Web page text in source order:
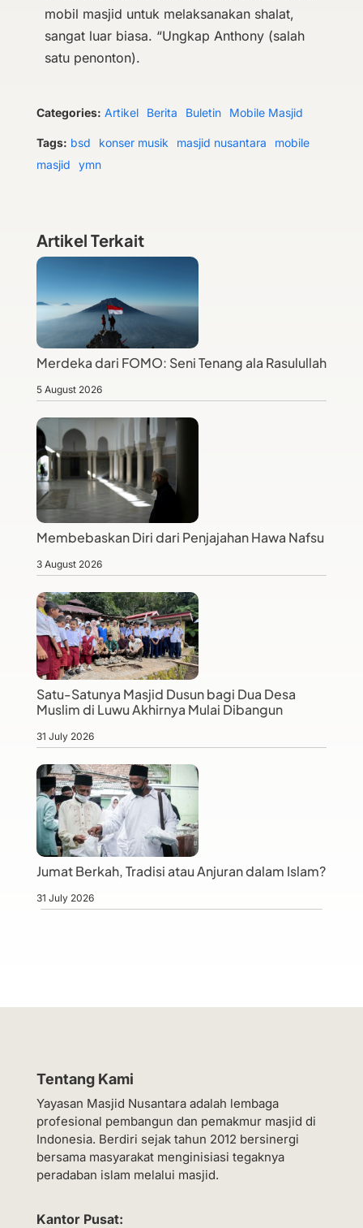
mobil masjid untuk melaksanakan shalat,
sangat luar biasa. “Ungkap Anthony (salah
satu penonton).
Categories: Artikel Berita Buletin Mobile Masjid
Tags: bsd konser musik masjid nusantara
mobile
masjid
ymn
Artikel Terkait
Merdeka dari FOMO: Seni Tenang ala Rasulullah
5 August 2026
Membebaskan Diri dari Penjajahan Hawa Nafsu
3 August 2026
Satu-Satunya Masjid Dusun bagi Dua Desa
Muslim di Luwu Akhirnya Mulai Dibangun
31 July 2026
Jumat Berkah, Tradisi atau Anjuran dalam Islam?
31 July 2026
Tentang Kami
Yayasan Masjid Nusantara adalah lembaga
profesional pembangun dan pemakmur masjid di
Indonesia. Berdiri sejak tahun 2012 bersinergi
bersama masyarakat menginisiasi tegaknya
peradaban islam melalui masjid.
Kantor Pusat: